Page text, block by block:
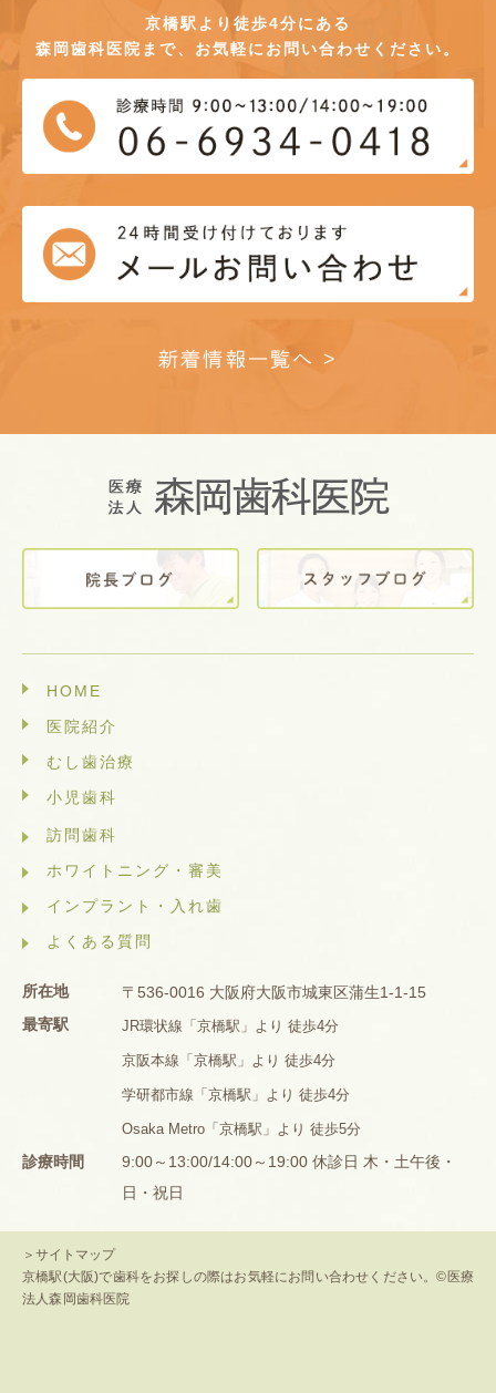
京橋駅より徒歩4分にある
森岡歯科医院まで、お気軽にお問い合わせください。
新着情報一覧へ >
HOME
医院紹介
むし歯治療
小児歯科
訪問歯科
ホワイトニング・審美
インプラント・入れ歯
よくある質問
所在地
〒536-0016 大阪府大阪市城東区蒲生1-1-15
最寄駅
JR環状線「京橋駅」より 徒歩4分
京阪本線「京橋駅」より 徒歩4分
学研都市線「京橋駅」より 徒歩4分
Osaka Metro「京橋駅」より 徒歩5分
診療時間
9:00～13:00/14:00～19:00 休診日 木・土午後・
日・祝日
＞サイトマップ
京橋駅(大阪)で歯科をお探しの際はお気軽にお問い合わせください。©医療
法人森岡歯科医院